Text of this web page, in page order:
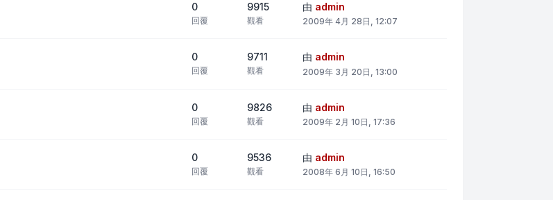
0
回覆
9915
觀看
由 admin
2009年 4月 28日, 12:07
0
回覆
9711
觀看
由 admin
2009年 3月 20日, 13:00
0
回覆
9826
觀看
由 admin
2009年 2月 10日, 17:36
0
回覆
9536
觀看
由 admin
2008年 6月 10日, 16:50